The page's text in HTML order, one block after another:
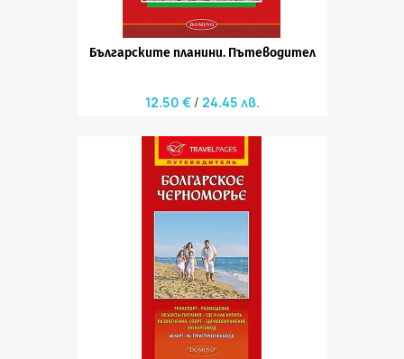
Българските планини. Пътеводител
12.50 € 24.45 лв.